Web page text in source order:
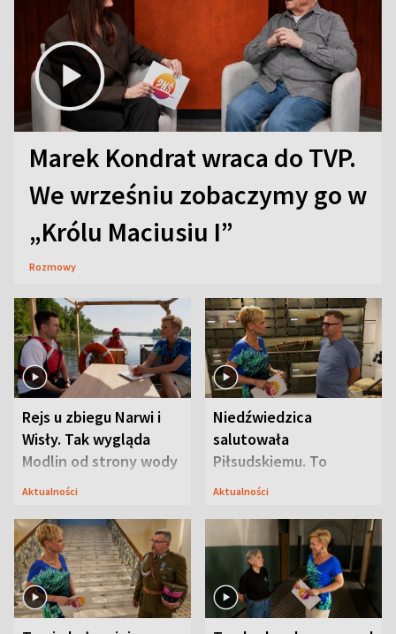
Marek Kondrat wraca do TVP.
We wrześniu zobaczymy go w
„Królu Maciusiu I”
Rozmowy
Rejs u zbiegu Narwi i
Wisły. Tak wygląda
Modlin od strony wody
Aktualności
Niedźwiedzica
salutowała
Piłsudskiemu. To
niejedyna tajemnica
Aktualności